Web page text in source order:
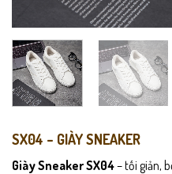
SX04 – GIÀY SNEAKER
Giày Sneaker SX04– tối giản,